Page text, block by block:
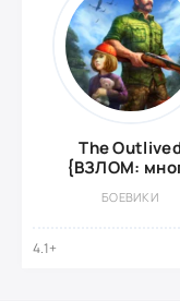
The
{ВЗЛОМ:
БОЕВИКИ
4.1+